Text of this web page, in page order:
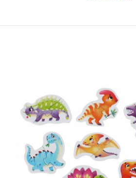
11.500,00
..